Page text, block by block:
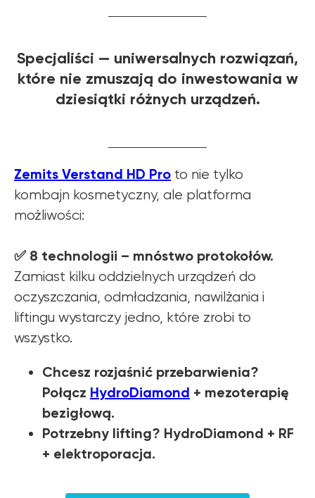
Specjaliści — uniwersalnych rozwiązań,
które nie zmuszają do inwestowania w
dziesiątki różnych urządzeń.
Zemits Verstand HD Pro to nie tylko
kombajn kosmetyczny, ale platforma
możliwości:
✅ 8 technologii – mnóstwo protokołów.
Zamiast kilku oddzielnych urządzeń do
oczyszczania, odmładzania, nawilżania i
liftingu wystarczy jedno, które zrobi to
wszystko.
Chcesz rozjaśnić przebarwienia?
Połącz HydroDiamond + mezoterapię
bezigłową.
Potrzebny lifting? HydroDiamond + RF
+ elektroporacja.